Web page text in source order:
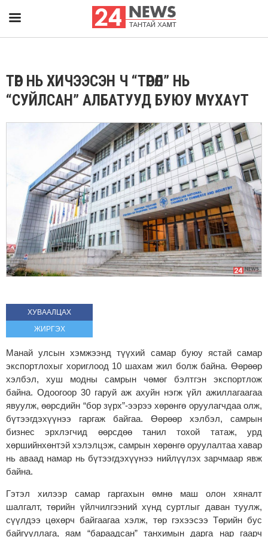
ТӨР НЬ ХИЧЭЭСЭН Ч “ТӨРӨЛ” НЬ
“СУЙЛСАН” АЛБАТУУД БУЮУ МҮХАҮТ
ХУВААЛЦАХ
ЖИРГЭХ
Манай улсын хэмжээнд түүхий самар буюу ястай самар
экспортлохыг хориглоод 10 шахам жил болж байна. Өөрөөр
хэлбэл, хуш модны самрын чөмөг бэлтгэн экспортлож
байна. Одоогоор 30 гаруй аж ахуйн нэгж үйл ажиллагаагаа
явуулж, өөрсдийн “бор зүрх”-ээрээ хөрөнгө оруулагчдаа олж,
бүтээгдэхүүнээ гаргаж байгаа. Өөрөөр хэлбэл, самрын
бизнес эрхлэгчид өөрсдөө танил тохой татаж, урд
хөршийнхөнтэй хэлэлцэж, самрын хөрөнгө оруулалтаа хавар
нь аваад намар нь бүтээгдэхүүнээ нийлүүлэх зарчмаар явж
байна.
Гэтэл хилээр самар гаргахын өмнө маш олон хяналт
шалгалт, төрийн үйлчилгээний хүнд суртлыг даван туулж,
сүүлдээ цөхөрч байгаагаа хэлж, төр гэхээсээ Төрийн бус
байгууллага, яам “бараадсан” танхимын дарга нар гаарч